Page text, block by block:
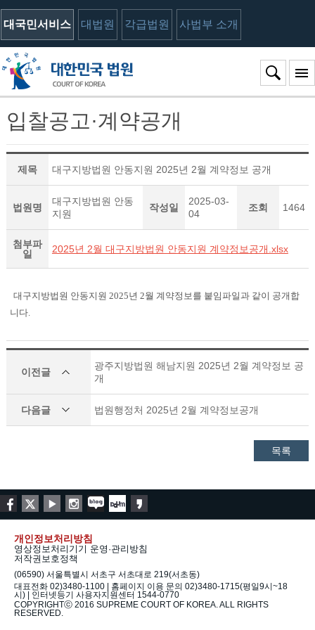
대국민서비스 대법원 각급법원 사법부 소개
입찰공고·계약공개
제목 대구지방법원 안동지원 2025년 2월 계약정보 공개
법원명
대구지방법원 안동
지원
작성일
2025-03-
04
조회 1464
첨부파
일
2025년 2월 대구지방법원 안동지원 계약정보공개.xlsx
대구지방법원 안동지원 2025년 2월 계약정보를 붙임파일과 같이 공개합
니다.
이전글
광주지방법원 해남지원 2025년 2월 계약정보 공
개
다음글 법원행정처 2025년 2월 계약정보공개
목록
개인정보처리방침
영상정보처리기기 운영·관리방침
저작권보호정책
(06590) 서울특별시 서초구 서초대로 219(서초동)
대표전화 02)3480-1100 | 홈페이지 이용 문의 02)3480-1715(평일9시~18
시) | 인터넷등기 사용자지원센터 1544-0770
COPYRIGHTⓒ 2016 SUPREME COURT OF KOREA. ALL RIGHTS
RESERVED.